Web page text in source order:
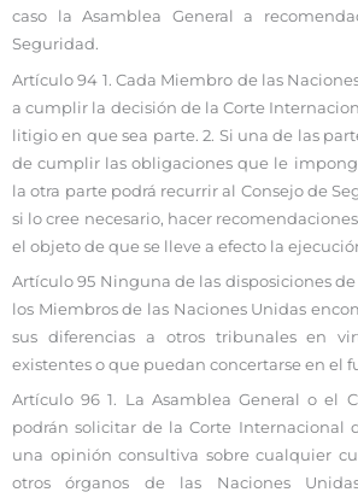
caso la Asamblea General a
Seguridad.
Artículo 94 1. Cada Miembro de las
a cumplir la decisión de la Corte
litigio en que sea parte. 2. Si una de las
de cumplir las obligaciones que le
la otra parte podrá recurrir al Consejo de
si lo cree necesario, hacer
el objeto de que se lleve a efecto la
Artículo 95 Ninguna de las disposiciones
los Miembros de las Naciones Unidas
sus diferencias a otros tribunales en
existentes o que puedan concertarse en el
Artículo 96 1. La Asamblea General o el
podrán solicitar de la Corte Internacional
una opinión consultiva sobre cualquier
otros órganos de las Naciones